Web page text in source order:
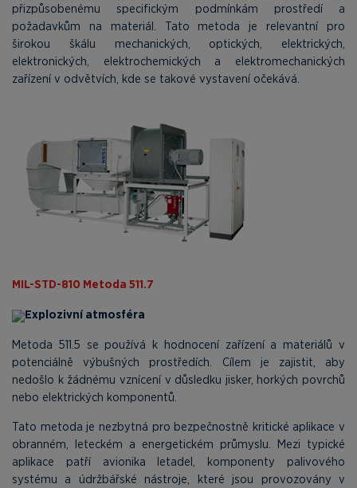
přizpůsobenému specifickým podmínkám prostředí a
požadavkům na materiál. Tato metoda je relevantní pro
širokou škálu mechanických, optických, elektrických,
elektronických, elektrochemických a elektromechanických
zařízení v odvětvích, kde se takové vystavení očekává.
MIL-STD-810 Metoda 511.7
Explozivní atmosféra
Metoda 511.5 se používá k hodnocení zařízení a materiálů v
potenciálně výbušných prostředích. Cílem je zajistit, aby
nedošlo k žádnému vznícení v důsledku jisker, horkých povrchů
nebo elektrických komponentů.
Tato metoda je nezbytná pro bezpečnostně kritické aplikace v
obranném, leteckém a energetickém průmyslu. Mezi typické
aplikace patří avionika letadel, komponenty palivového
systému a údržbářské nástroje, které jsou provozovány v